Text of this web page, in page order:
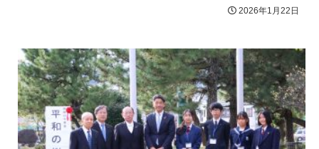
2026年1月22日